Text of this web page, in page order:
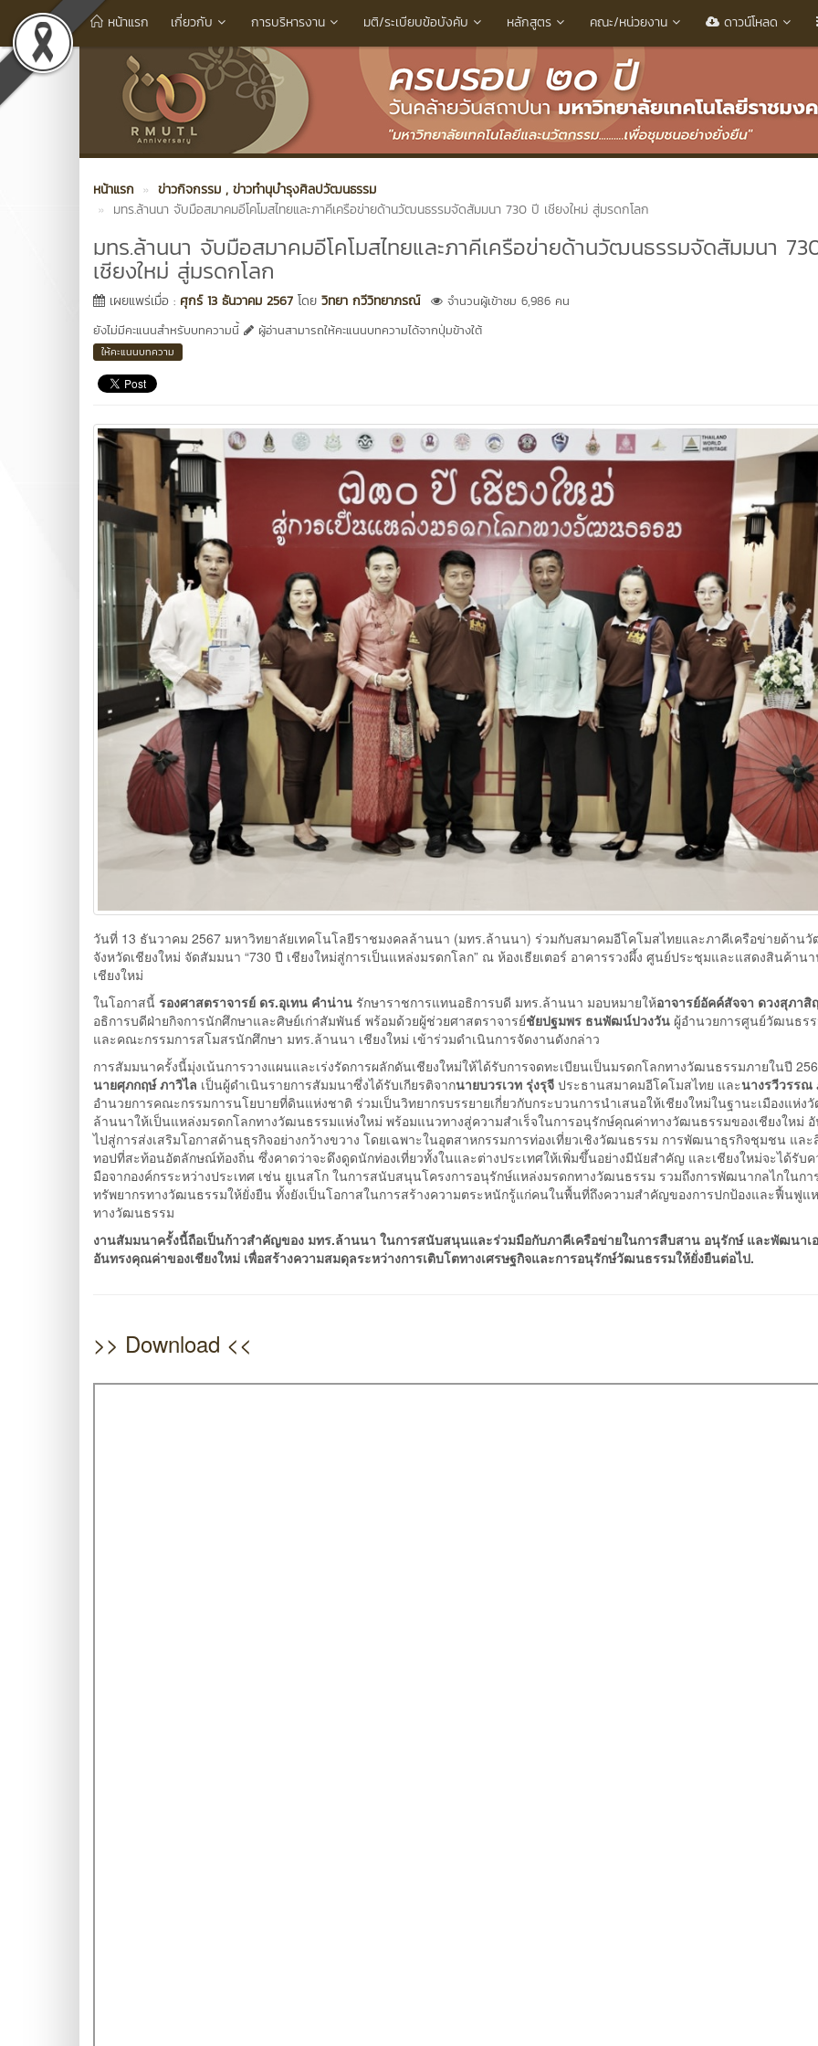
หน้าแรก เกี่ยวกับ การบริหารงาน มติ/ระเบียบข้อบังคับ หลักสูตร คณะ/หน่วยงาน ดาวน์โหลด
หน้าแรก ข่าวกิจกรรม , ข่าวทำนุบำรุงศิลปวัฒนธรรม
มทร.ล้านนา จับมือสมาคมอีโคโมสไทยและภาคีเครือข่ายด้านวัฒนธรรมจัดสัมมนา 730 ปี เชียงใหม่ สู่มรดกโลก
มทร.ล้านนา จับมือสมาคมอีโคโมสไทยและภาคีเครือข่ายด้านวัฒนธรรมจัดสัมมนา
เชียงใหม่ สู่มรดกโลก
เผยแพร่เมื่อ : ศุกร์ 13 ธันวาคม 2567 โดย วิทยา กวีวิทยาภรณ์
จำนวนผู้เข้าชม 6,986 คน
ยังไม่มีคะแนนสำหรับบทความนี้
ผู้อ่านสามารถให้คะแนนบทความได้จากปุ่มข้างใต้
ให้คะแนนบทความ
วันที่ 13 ธันวาคม 2567 มหาวิทยาลัยเทคโนโลยีราชมงคลล้านนา (มทร.ล้านนา) ร่วมกับสมาคมอีโคโมสไทยและภาคีเครือข่ายด้าน
จังหวัดเชียงใหม่ จัดสัมมนา “730 ปี เชียงใหม่สู่การเป็นแหล่งมรดกโลก” ณ ห้องเธียเตอร์ อาคารรวงผึ้ง ศูนย์ประชุมและแสดงสินค้าน
เชียงใหม่
ในโอกาสนี้ รองศาสตราจารย์ ดร.อุเทน คำน่าน รักษาราชการแทนอธิการบดี มทร.ล้านนา มอบหมายให้อาจารย์อัคค์สัจจา ดวงสุภาสิ
อธิการบดีฝ่ายกิจการนักศึกษาและศิษย์เก่าสัมพันธ์ พร้อมด้วยผู้ช่วยศาสตราจารย์ชัยปฐมพร ธนพัฒน์ปวงวัน ผู้อำนวยการศูนย์วัฒนธร
และคณะกรรมการสโมสรนักศึกษา มทร.ล้านนา เชียงใหม่ เข้าร่วมดำเนินการจัดงานดังกล่าว
การสัมมนาครั้งนี้มุ่งเน้นการวางแผนและเร่งรัดการผลักดันเชียงใหม่ให้ได้รับการจดทะเบียนเป็นมรดกโลกทางวัฒนธรรมภายในปี
นายศุภกฤษ์ ภาวิไล เป็นผู้ดำเนินรายการสัมมนาซึ่งได้รับเกียรติจากนายบวรเวท รุ่งรุจี ประธานสมาคมอีโคโมสไทย และนางรวีวรรณ
อำนวยการคณะกรรมการนโยบายที่ดินแห่งชาติ ร่วมเป็นวิทยากรบรรยายเกี่ยวกับกระบวนการนำเสนอให้เชียงใหม่ในฐานะเมืองแห่ง
ล้านนาให้เป็นแหล่งมรดกโลกทางวัฒนธรรมแห่งใหม่ พร้อมแนวทางสู่ความสำเร็จในการอนุรักษ์คุณค่าทางวัฒนธรรมของเชียงใหม่
ไปสู่การส่งเสริมโอกาสด้านธุรกิจอย่างกว้างขวาง โดยเฉพาะในอุตสาหกรรมการท่องเที่ยวเชิงวัฒนธรรม การพัฒนาธุรกิจชุมชน แล
ทอปที่สะท้อนอัตลักษณ์ท้องถิ่น ซึ่งคาดว่าจะดึงดูดนักท่องเที่ยวทั้งในและต่างประเทศให้เพิ่มขึ้นอย่างมีนัยสำคัญ และเชียงใหม่จะได้รับค
มือจากองค์กรระหว่างประเทศ เช่น ยูเนสโก ในการสนับสนุนโครงการอนุรักษ์แหล่งมรดกทางวัฒนธรรม รวมถึงการพัฒนากลไกในกา
ทรัพยากรทางวัฒนธรรมให้ยั่งยืน ทั้งยังเป็นโอกาสในการสร้างความตระหนักรู้แก่คนในพื้นที่ถึงความสำคัญของการปกป้องและฟื้นฟูแ
ทางวัฒนธรรม
งานสัมมนาครั้งนี้ถือเป็นก้าวสำคัญของ มทร.ล้านนา ในการสนับสนุนและร่วมมือกับภาคีเครือข่ายในการสืบสาน อนุรักษ์ และพัฒนา
อันทรงคุณค่าของเชียงใหม่ เพื่อสร้างความสมดุลระหว่างการเติบโตทางเศรษฐกิจและการอนุรักษ์วัฒนธรรมให้ยั่งยืนต่อไป.
>> Download <<